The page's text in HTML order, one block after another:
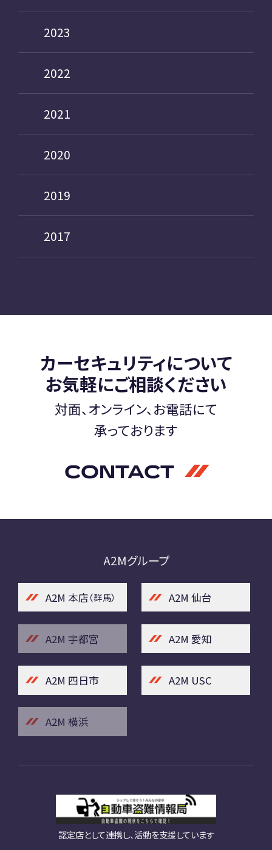
2023
2022
2021
2020
2019
2017
カーセキュリティについて
お気軽にご相談ください
対面、オンライン、お電話にて
承っております
CONTACT
A2Mグループ
A2M 本店（群馬） A2M 仙台
A2M 宇都宮 A2M 愛知
A2M 四日市 A2M USC
A2M 横浜
認定店として連携し、活動を支援しています